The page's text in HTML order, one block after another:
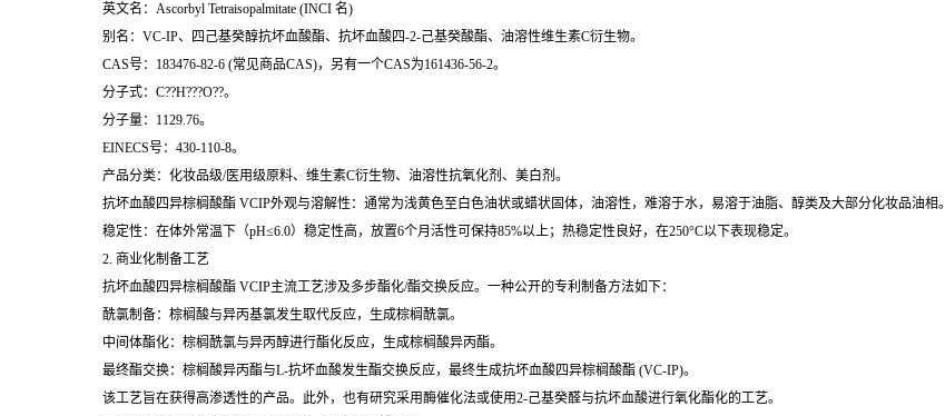
英文名：Ascorbyl Tetraisopalmitate (INCI 名)
别名：VC-IP、四己基癸醇抗坏血酸酯、抗坏血酸四-2-己基癸酸酯、油溶性维生素C衍生物。
CAS号：183476-82-6 (常见商品CAS)，另有一个CAS为161436-56-2。
分子式：C??H???O??。
分子量：1129.76。
EINECS号：430-110-8。
产品分类：化妆品级/医用级原料、维生素C衍生物、油溶性抗氧化剂、美白剂。
抗坏血酸四异棕榈酸酯 VCIP外观与溶解性：通常为浅黄色至白色油状或蜡状固体，油溶性，难溶于水，易溶于油脂、醇类及大部分化妆品油相。
稳定性：在体外常温下（pH≤6.0）稳定性高，放置6个月活性可保持85%以上；热稳定性良好，在250°C以下表现稳定。
2. 商业化制备工艺
抗坏血酸四异棕榈酸酯 VCIP主流工艺涉及多步酯化/酯交换反应。一种公开的专利制备方法如下：
酰氯制备：棕榈酸与异丙基氯发生取代反应，生成棕榈酰氯。
中间体酯化：棕榈酰氯与异丙醇进行酯化反应，生成棕榈酸异丙酯。
最终酯交换：棕榈酸异丙酯与L-抗坏血酸发生酯交换反应，最终生成抗坏血酸四异棕榈酸酯 (VC-IP)。
该工艺旨在获得高渗透性的产品。此外，也有研究采用酶催化法或使用2-己基癸醛与抗坏血酸进行氧化酯化的工艺。